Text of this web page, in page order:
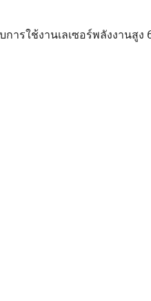
รใช้งานเลเซอร์พลังงานสูง